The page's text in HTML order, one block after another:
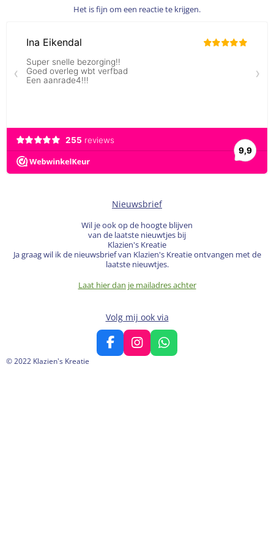
Het is fijn om een reactie te krijgen.
Nieuwsbrief
Wil je ook op de hoogte blijven
van de laatste nieuwtjes bij
Klazien's Kreatie
Ja graag wil ik de nieuwsbrief van Klazien's Kreatie ontvangen met de
laatste nieuwtjes.
Laat hier dan je mailadres achter
Volg mij ook via
F
a
I
n
W
h
© 2022 Klazien's Kreatie